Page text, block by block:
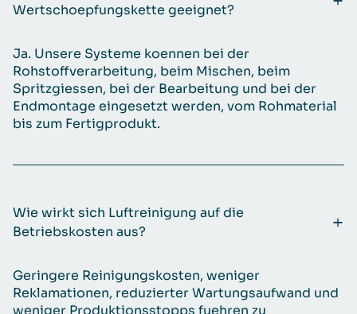
Wertschoepfungskette geeignet?
Ja. Unsere Systeme koennen bei der
Rohstoffverarbeitung, beim Mischen, beim
Spritzgiessen, bei der Bearbeitung und bei der
Endmontage eingesetzt werden, vom Rohmaterial
bis zum Fertigprodukt.
Wie wirkt sich Luftreinigung auf die
Betriebskosten aus?
Geringere Reinigungskosten, weniger
Reklamationen, reduzierter Wartungsaufwand und
weniger Produktionsstopps fuehren zu